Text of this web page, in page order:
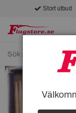
Stort utbud